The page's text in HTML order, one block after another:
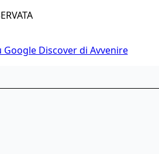
Google Discover di Avvenire